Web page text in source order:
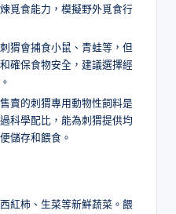
覓食能力，模擬野外覓食行
猬會捕食小鼠、青蛙等，但
確保食物安全，建議選擇經
售賣的刺猬專用動物性飼料是
科學配比，能為刺猬提供均
儲存和餵食。
紅柿、生菜等新鮮蔬菜。餵